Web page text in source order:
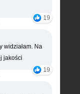
19
widziałam. Na
jakości
19